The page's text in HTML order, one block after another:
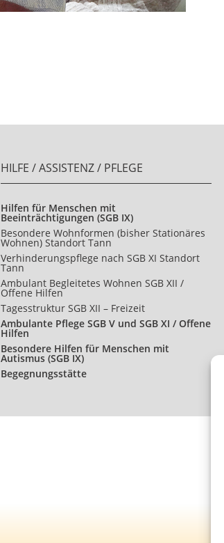
HILFE / ASSISTENZ / PFLEGE
Hilfen für Menschen mit
Beeinträchtigungen (SGB IX)
Besondere Wohnformen (bisher Stationäres
Wohnen) Standort Tann
Verhinderungspflege nach SGB XI Standort
Tann
Ambulant Begleitetes Wohnen SGB XII /
Offene Hilfen
Tagesstruktur SGB XII – Freizeit
Ambulante Pflege SGB V und SGB XI / Offene
Hilfen
Besondere Hilfen für Menschen mit
Autismus (SGB IX)
Begegnungsstätte